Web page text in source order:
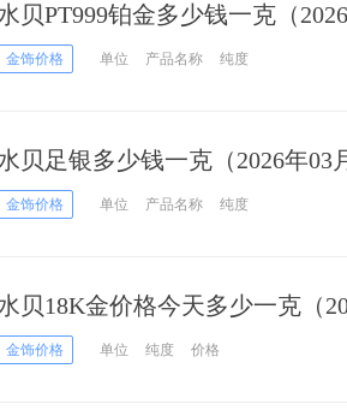
贝PT999铂金多少钱一克（
金饰价格 单位 产品名称 纯度
贝足银多少钱一克（2026年03
金饰价格 单位 产品名称 纯度
贝18K金价格今天多少一克（
金饰价格 单位 纯度 价格